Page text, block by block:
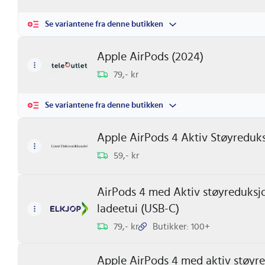
samtaler med et knappetrykk. MedSiriintegrert kan
noe som gir en sømløs handsfree opplevelse.
Hvorfor Velge Apple AirPods 4?
dagen, uansett aktivitet. Enten du trener, pendler
hurtigladefunksjonen får du 5 timers spilletid etter
Gjør lydopplevelsen din magisk med
øreproppene kan forvandle hverdagen din! Se beste
Se variantene fra denne butikken
Apple AirPods (2024)
79,- kr
Se variantene fra denne butikken
Apple AirPods 4 Aktiv
59,- kr
AirPods 4 med Aktiv
ladeetui (USB-C)
79,- kr Butikker: 100+
Apple AirPods 4 med aktiv